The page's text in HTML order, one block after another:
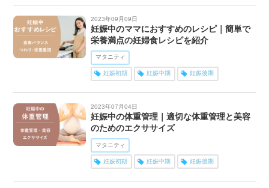
2023年09月09日
妊娠中のママにおすすめのレシピ｜簡単で
栄養満点の妊婦食レシピを紹介
マタニティ
妊娠初期 妊娠中期 妊娠後期
2023年07月04日
妊娠中の体重管理｜適切な体重管理と美容
のためのエクササイズ
マタニティ
妊娠初期 妊娠中期 妊娠後期